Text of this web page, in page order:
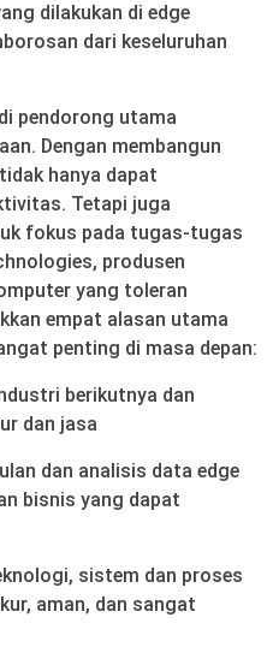
dilakukan di edge
dari keseluruhan
pendorong utama
Dengan membangun
hanya dapat
Tetapi juga
fokus pada tugas-tugas
produsen
yang toleran
empat alasan utama
penting di masa depan:
berikutnya dan
dan jasa
dan analisis data edge
bisnis yang dapat
sistem dan proses
aman, dan sangat